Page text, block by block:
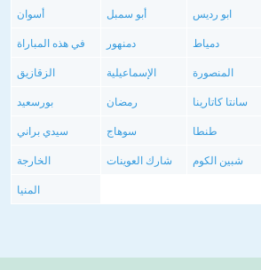
أسوان أبو سمبل ابو رديس
في هذه المباراة دمنهور دمياط
الزقازيق الإسماعيلية المنصورة
بورسعيد رمضان سانتا كاتارينا
سيدي براني سوهاج طنطا
الخارجة شارك العوينات شبين الكوم
المنيا